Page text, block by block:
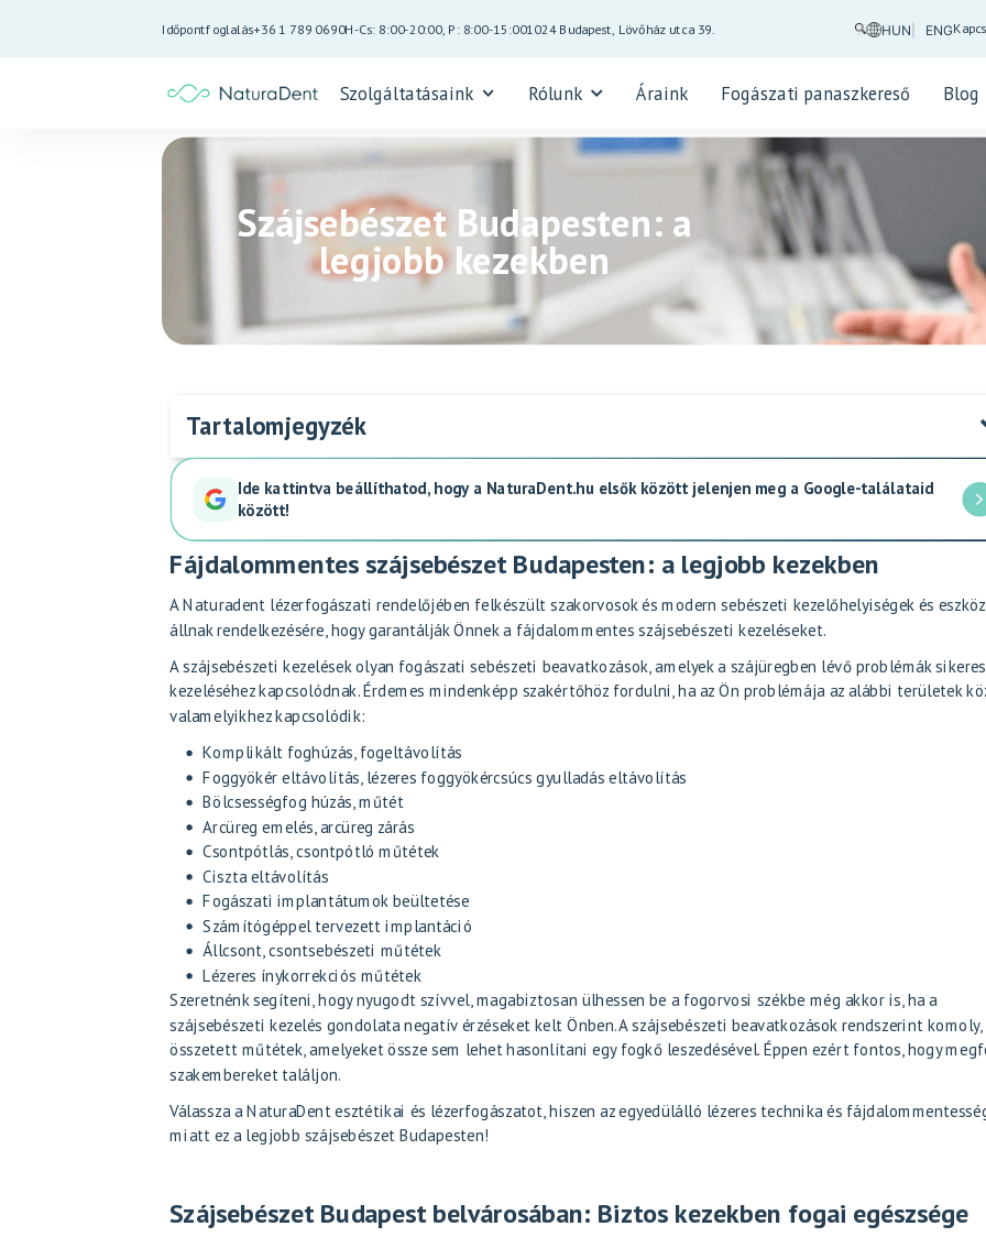
Időpontfoglalás+36 1 789 0690H-Cs: 8:00-20:00, P: 8:00-15:001024 Budapest, Lövőház utca 39. HUN ENG
Szolgáltatásaink Rólunk Áraink Fogászati panaszkereső Blog
Szájsebészet Budapesten: a
legjobb kezekben
Tartalomjegyzék
Ide kattintva beállíthatod, hogy a NaturaDent.hu elsők között jelenjen meg a Google-találataid
között!
Fájdalommentes szájsebészet Budapesten: a legjobb kezekben
A Naturadent lézerfogászati rendelőjében felkészült szakorvosok és modern sebészeti kezelőhelyiségek és
állnak rendelkezésére, hogy garantálják Önnek a fájdalommentes szájsebészeti kezeléseket.
A szájsebészeti kezelések olyan fogászati sebészeti beavatkozások, amelyek a szájüregben lévő problémák sikeres
kezeléséhez kapcsolódnak. Érdemes mindenképp szakértőhöz fordulni, ha az Ön problémája az alábbi területek
valamelyikhez kapcsolódik:
Komplikált foghúzás, fogeltávolítás
Foggyökér eltávolítás, lézeres foggyökércsúcs gyulladás eltávolítás
Bölcsességfog húzás, műtét
Arcüreg emelés, arcüreg zárás
Csontpótlás, csontpótló műtétek
Ciszta eltávolítás
Fogászati implantátumok beültetése
Számítógéppel tervezett implantáció
Állcsont, csontsebészeti műtétek
Lézeres ínykorrekciós műtétek
Szeretnénk segíteni, hogy nyugodt szívvel, magabiztosan ülhessen be a fogorvosi székbe még akkor is, ha a
szájsebészeti kezelés gondolata negatív érzéseket kelt Önben. A szájsebészeti beavatkozások rendszerint komoly,
összetett műtétek, amelyeket össze sem lehet hasonlítani egy fogkő leszedésével. Éppen ezért fontos, hogy
szakembereket találjon.
Válassza a NaturaDent esztétikai és lézerfogászatot, hiszen az egyedülálló lézeres technika és
miatt ez a legjobb szájsebészet Budapesten!
Szájsebészet Budapest belvárosában: Biztos kezekben fogai egészsége